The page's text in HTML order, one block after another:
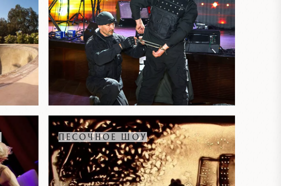
ПЕСОЧНОЕ ШОУ